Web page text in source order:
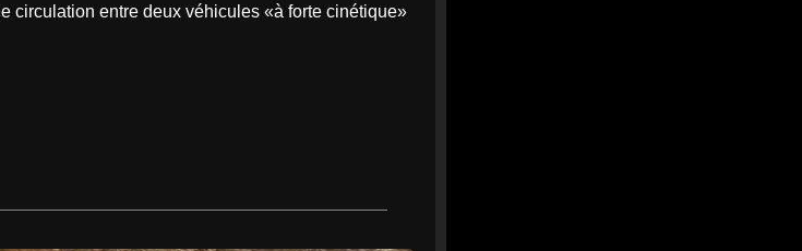
circulation entre deux véhicules «à forte cinétique»